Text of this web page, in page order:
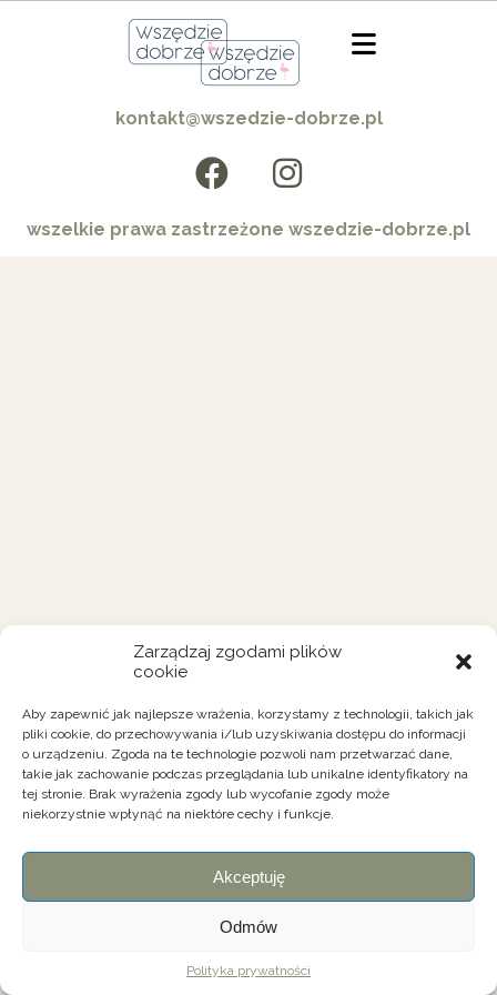
Zarządzaj zgodami plików
cookie
Aby zapewnić jak najlepsze wrażenia, korzystamy z technologii, takich jak
pliki cookie, do przechowywania i/lub uzyskiwania dostępu do informacji
o urządzeniu. Zgoda na te technologie pozwoli nam przetwarzać dane,
takie jak zachowanie podczas przeglądania lub unikalne identyfikatory na
tej stronie. Brak wyrażenia zgody lub wycofanie zgody może
niekorzystnie wpłynąć na niektóre cechy i funkcje.
Akceptuję
Odmów
Polityka prywatności
kontakt@wszedzie-dobrze.pl
wszelkie prawa zastrzeżone wszedzie-dobrze.pl